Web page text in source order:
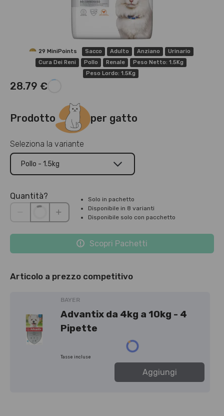
29 MiniPoints Sacco Adulto Anziano
Urinario
Cura Dei Reni
Pollo Renale
Peso Netto: 1.5Kg
Peso Lordo: 1.5Kg
28.79 €
Prodotto per gatto
Seleziona la variante
Pollo - 1.5kg
Quantità?
Solo in pachetto
Disponibile in 8 varianti
Disponibile solo con pacchetto
Scopri Pachetti
Articolo a prezzo competitivo
BAYER
Advantix da 4kg a 10kg - 4
Pipette
Tasse incluse
Aggiungi